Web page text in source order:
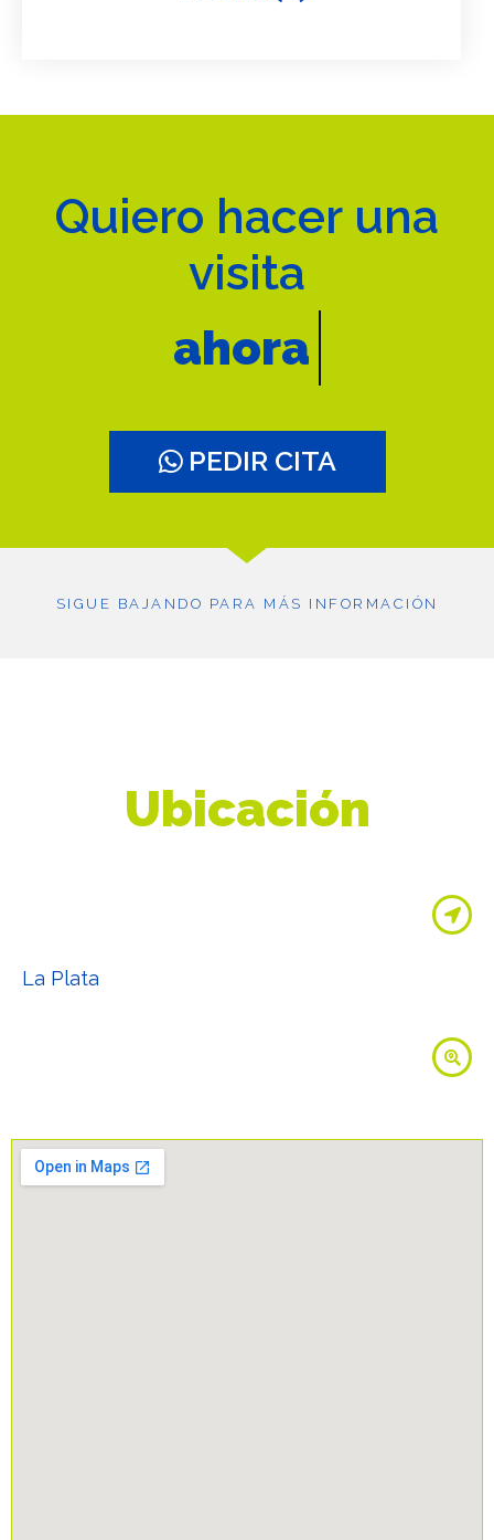
Quiero hacer una
visita
ahora
PEDIR CITA
SIGUE BAJANDO PARA MÁS INFORMACIÓN
Ubicación
La Plata